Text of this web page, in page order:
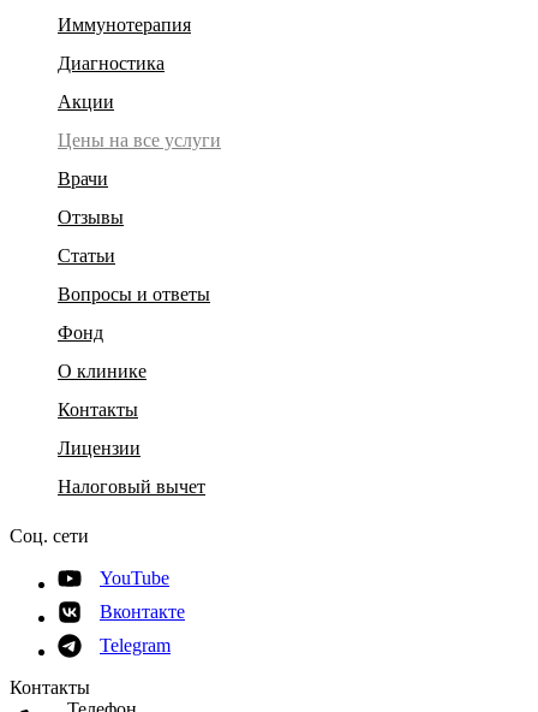
Иммунотерапия
Диагностика
Акции
Цены на все услуги
Врачи
Отзывы
Статьи
Вопросы и ответы
Фонд
О клинике
Контакты
Лицензии
Налоговый вычет
Соц. сети
YouTube
Вконтакте
Telegram
Контакты